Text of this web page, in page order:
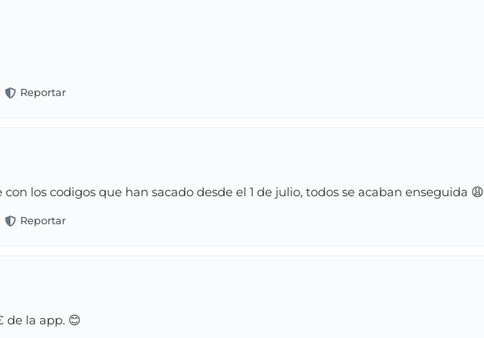
los codigos que han sacado desde el 1 de julio, todos se acaban enseguida 😩
de la app. 😊